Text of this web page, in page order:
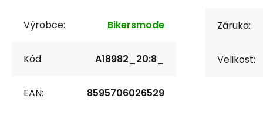
Výrobce: Bikersmode
Kód: A18982_20:8_
EAN: 8595706026529
Záruka:
Velikost: